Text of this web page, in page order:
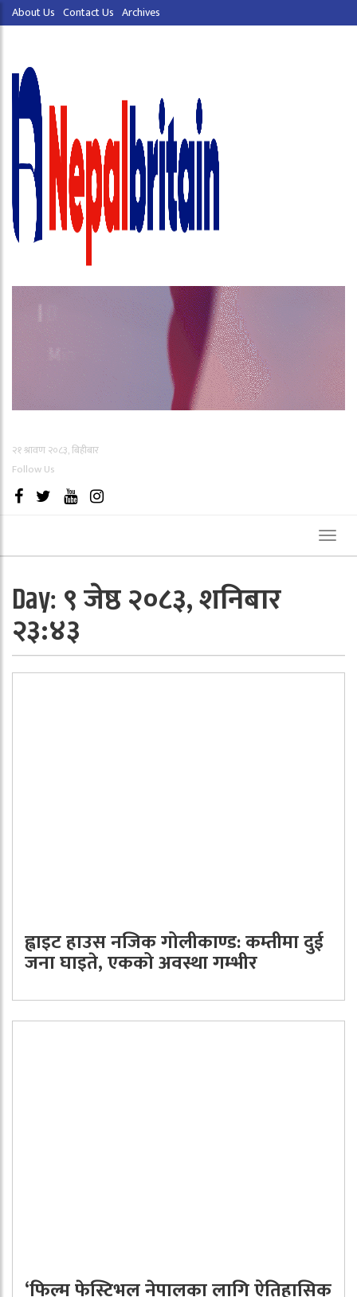
About Us Contact Us Archives
२१ श्रावण २०८३, बिहीबार
Follow Us
Day: ९ जेष्ठ २०८३, शनिबार
२३:४३
ह्वाइट हाउस नजिक गोलीकाण्ड: कम्तीमा दुई
जना घाइते, एकको अवस्था गम्भीर
‘फिल्म फेस्टिभल नेपालका लागि ऐतिहासिक